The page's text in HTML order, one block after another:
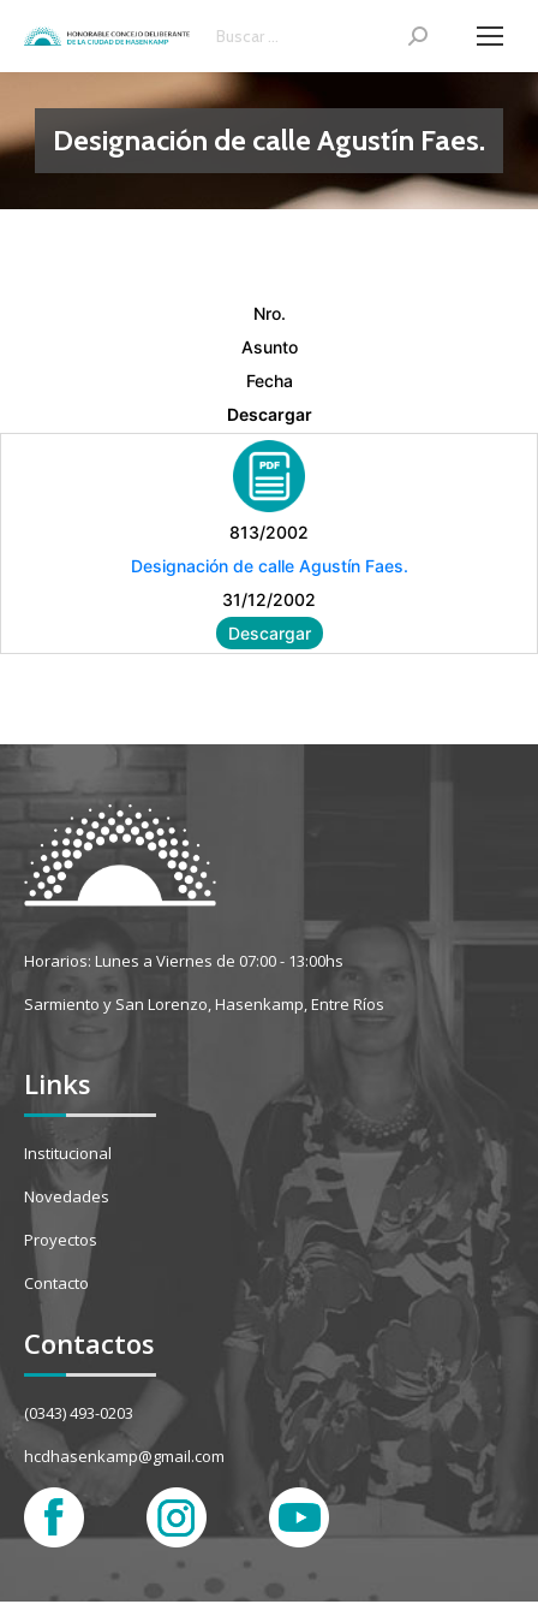
Search:
Designación de calle Agustín Faes.
Nro.
Asunto
Fecha
Descargar
813/2002
Designación de calle Agustín Faes.
31/12/2002
Descargar
Horarios: Lunes a Viernes de 07:00 - 13:00hs
Sarmiento y San Lorenzo, Hasenkamp, Entre Ríos
Links
Institucional
Novedades
Proyectos
Contacto
Contactos
(0343) 493-0203
hcdhasenkamp@gmail.com